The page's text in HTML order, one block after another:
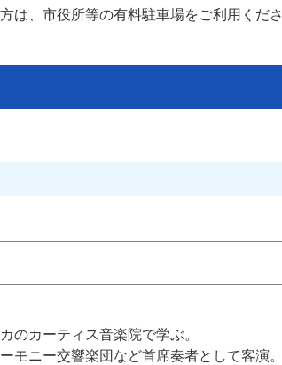
は、市役所等の有料駐車場をご利用くださ
のカーティス音楽院で学ぶ。
モニー交響楽団など首席奏者として客演。